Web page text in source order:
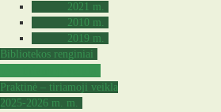
2021 m.
2010 m.
2019 m.
Bibliotekos renginiai
Praktinė – tiriamoji veikla
2025-2026 m. m.